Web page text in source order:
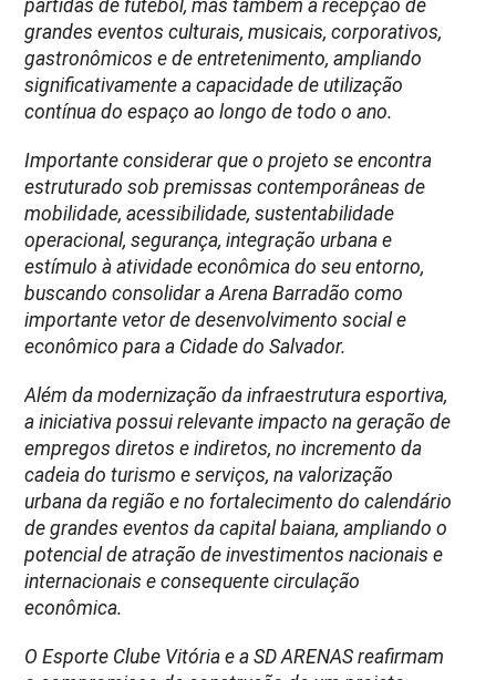
partidas de futebol, mas também à recepção de
grandes eventos culturais, musicais, corporativos,
gastronômicos e de entretenimento, ampliando
significativamente a capacidade de utilização
contínua do espaço ao longo de todo o ano.
Importante considerar que o projeto se encontra
estruturado sob premissas contemporâneas de
mobilidade, acessibilidade, sustentabilidade
operacional, segurança, integração urbana e
estímulo à atividade econômica do seu entorno,
buscando consolidar a Arena Barradão como
importante vetor de desenvolvimento social e
econômico para a Cidade do Salvador.
Além da modernização da infraestrutura esportiva,
a iniciativa possui relevante impacto na geração de
empregos diretos e indiretos, no incremento da
cadeia do turismo e serviços, na valorização
urbana da região e no fortalecimento do calendário
de grandes eventos da capital baiana, ampliando o
potencial de atração de investimentos nacionais e
internacionais e consequente circulação
econômica.
O Esporte Clube Vitória e a SD ARENAS reafirmam